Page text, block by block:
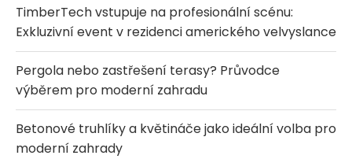
TimberTech vstupuje na profesionální scénu:
Exkluzivní event v rezidenci amerického velvyslance
Pergola nebo zastřešení terasy? Průvodce
výběrem pro moderní zahradu
Betonové truhlíky a květináče jako ideální volba pro
moderní zahrady